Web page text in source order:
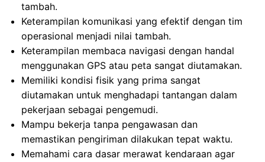
tambah.
Keterampilan komunikasi yang efektif dengan tim
operasional menjadi nilai tambah.
Keterampilan membaca navigasi dengan handal
menggunakan GPS atau peta sangat diutamakan.
Memiliki kondisi fisik yang prima sangat
diutamakan untuk menghadapi tantangan dalam
pekerjaan sebagai pengemudi.
Mampu bekerja tanpa pengawasan dan
memastikan pengiriman dilakukan tepat waktu.
Memahami cara dasar merawat kendaraan agar